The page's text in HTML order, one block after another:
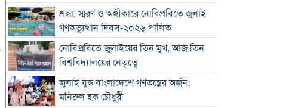
শ্রদ্ধা, স্মরণ ও অঙ্গীকারে নোবিপ্রবিতে জুলাই
গণঅভ্যুত্থান দিবস-২০২৬ পালিত
নোবিপ্রবিতে জুলাইয়ের তিন মুখ, আজ তিন
বিশ্ববিদ্যালয়ের নেতৃত্বে
জুলাই যুদ্ধ বাংলাদেশে গণতন্ত্রের অর্জন:
মনিরুল হক চৌধুরী